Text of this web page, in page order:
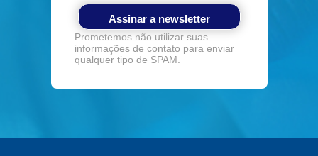
Assinar a newsletter
Prometemos não utilizar suas
informações de contato para enviar
qualquer tipo de SPAM.